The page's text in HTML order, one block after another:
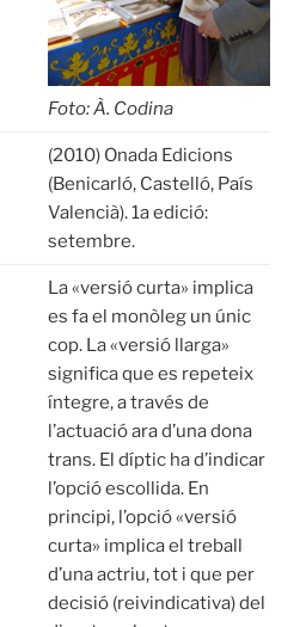
Foto: À. Codina
(2010) Onada Edicions
(Benicarló, Castelló, País
Valencià). 1a edició:
setembre.
La «versió curta» implica
es fa el monòleg un únic
cop. La «versió llarga»
significa que es repeteix
íntegre, a través de
l’actuació ara d’una dona
trans. El díptic ha d’indicar
l’opció escollida. En
principi, l’opció «versió
curta» implica el treball
d’una actriu, tot i que per
decisió (reivindicativa) del